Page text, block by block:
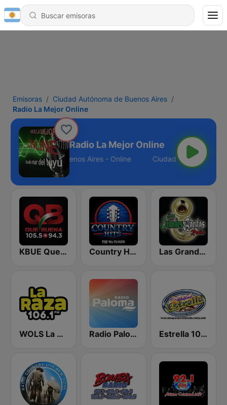
Emisoras
Ciudad Autónoma de Buenos Aires
Radio La Mejor Online
Radio La Mejor Online
Autónoma de Buenos Aires - Online
KBUE Que Buena 105.5 / 94.3 FM (US Only) Country Hits Las Grandes Bandas Radio
WOLS La Raza 106.1 FM Radio Paloma Estrella 100 Cumbia Sonidera